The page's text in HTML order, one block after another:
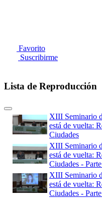
Favorito
Suscribirme
Lista de Reproducción
XIII Seminario
está de vuelta:
Ciudades
XIII Seminario
está de vuelta:
Ciudades -
XIII Seminario
está de vuelta:
Ciudades -